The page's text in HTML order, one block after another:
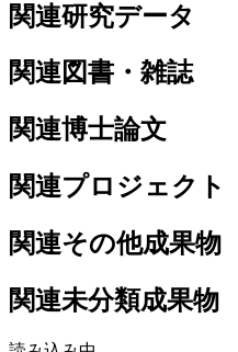
関連研究データ
関連図書・雑誌
関連博士論文
関連プロジェクト
関連その他成果物
関連未分類成果物